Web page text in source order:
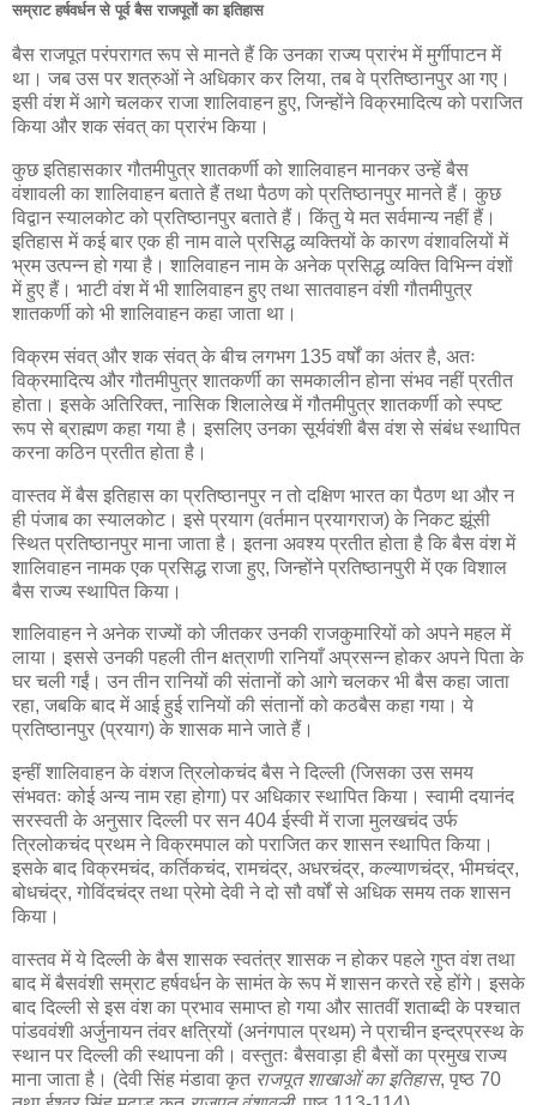
सम्राट हर्षवर्धन से पूर्व बैस राजपूतों का इतिहास
बैस राजपूत परंपरागत रूप से मानते हैं कि उनका राज्य प्रारंभ में मुर्गीपाटन में
था। जब उस पर शत्रुओं ने अधिकार कर लिया, तब वे प्रतिष्ठानपुर आ गए।
इसी वंश में आगे चलकर राजा शालिवाहन हुए, जिन्होंने विक्रमादित्य को पराजित
किया और शक संवत् का प्रारंभ किया।
कुछ इतिहासकार गौतमीपुत्र शातकर्णी को शालिवाहन मानकर उन्हें बैस
वंशावली का शालिवाहन बताते हैं तथा पैठण को प्रतिष्ठानपुर मानते हैं। कुछ
विद्वान स्यालकोट को प्रतिष्ठानपुर बताते हैं। किंतु ये मत सर्वमान्य नहीं हैं।
इतिहास में कई बार एक ही नाम वाले प्रसिद्ध व्यक्तियों के कारण वंशावलियों में
भ्रम उत्पन्न हो गया है। शालिवाहन नाम के अनेक प्रसिद्ध व्यक्ति विभिन्न वंशों
में हुए हैं। भाटी वंश में भी शालिवाहन हुए तथा सातवाहन वंशी गौतमीपुत्र
शातकर्णी को भी शालिवाहन कहा जाता था।
विक्रम संवत् और शक संवत् के बीच लगभग 135 वर्षों का अंतर है, अतः
विक्रमादित्य और गौतमीपुत्र शातकर्णी का समकालीन होना संभव नहीं प्रतीत
होता। इसके अतिरिक्त, नासिक शिलालेख में गौतमीपुत्र शातकर्णी को स्पष्ट
रूप से ब्राह्मण कहा गया है। इसलिए उनका सूर्यवंशी बैस वंश से संबंध स्थापित
करना कठिन प्रतीत होता है।
वास्तव में बैस इतिहास का प्रतिष्ठानपुर न तो दक्षिण भारत का पैठण था और न
ही पंजाब का स्यालकोट। इसे प्रयाग (वर्तमान प्रयागराज) के निकट झूंसी
स्थित प्रतिष्ठानपुर माना जाता है। इतना अवश्य प्रतीत होता है कि बैस वंश में
शालिवाहन नामक एक प्रसिद्ध राजा हुए, जिन्होंने प्रतिष्ठानपुरी में एक विशाल
बैस राज्य स्थापित किया।
शालिवाहन ने अनेक राज्यों को जीतकर उनकी राजकुमारियों को अपने महल में
लाया। इससे उनकी पहली तीन क्षत्राणी रानियाँ अप्रसन्न होकर अपने पिता के
घर चली गईं। उन तीन रानियों की संतानों को आगे चलकर भी बैस कहा जाता
रहा, जबकि बाद में आई हुई रानियों की संतानों को कठबैस कहा गया। ये
प्रतिष्ठानपुर (प्रयाग) के शासक माने जाते हैं।
इन्हीं शालिवाहन के वंशज त्रिलोकचंद बैस ने दिल्ली (जिसका उस समय
संभवतः कोई अन्य नाम रहा होगा) पर अधिकार स्थापित किया। स्वामी दयानंद
सरस्वती के अनुसार दिल्ली पर सन 404 ईस्वी में राजा मुलखचंद उर्फ
त्रिलोकचंद प्रथम ने विक्रमपाल को पराजित कर शासन स्थापित किया।
इसके बाद विक्रमचंद, कर्तिकचंद, रामचंद्र, अधरचंद्र, कल्याणचंद्र, भीमचंद्र,
बोधचंद्र, गोविंदचंद्र तथा प्रेमो देवी ने दो सौ वर्षों से अधिक समय तक शासन
किया।
वास्तव में ये दिल्ली के बैस शासक स्वतंत्र शासक न होकर पहले गुप्त वंश तथा
बाद में बैसवंशी सम्राट हर्षवर्धन के सामंत के रूप में शासन करते रहे होंगे। इसके
बाद दिल्ली से इस वंश का प्रभाव समाप्त हो गया और सातवीं शताब्दी के पश्चात
पांडववंशी अर्जुनायन तंवर क्षत्रियों (अनंगपाल प्रथम) ने प्राचीन इन्द्रप्रस्थ के
स्थान पर दिल्ली की स्थापना की। वस्तुतः बैसवाड़ा ही बैसों का प्रमुख राज्य
माना जाता है। (देवी सिंह मंडावा कृत राजपूत शाखाओं का इतिहास, पृष्ठ 70